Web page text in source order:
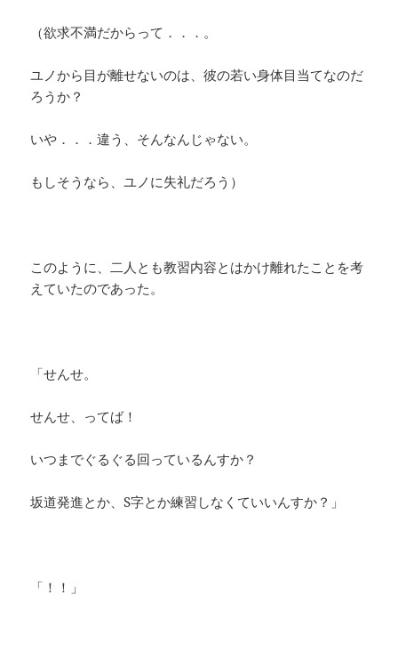
（欲求不満だからって．．．。
ユノから目が離せないのは、彼の若い身体目当てなのだ
ろうか？
いや．．．違う、そんなんじゃない。
もしそうなら、ユノに失礼だろう）
このように、二人とも教習内容とはかけ離れたことを考
えていたのであった。
「せんせ。
せんせ、ってば！
いつまでぐるぐる回っているんすか？
坂道発進とか、S字とか練習しなくていいんすか？」
「！！」